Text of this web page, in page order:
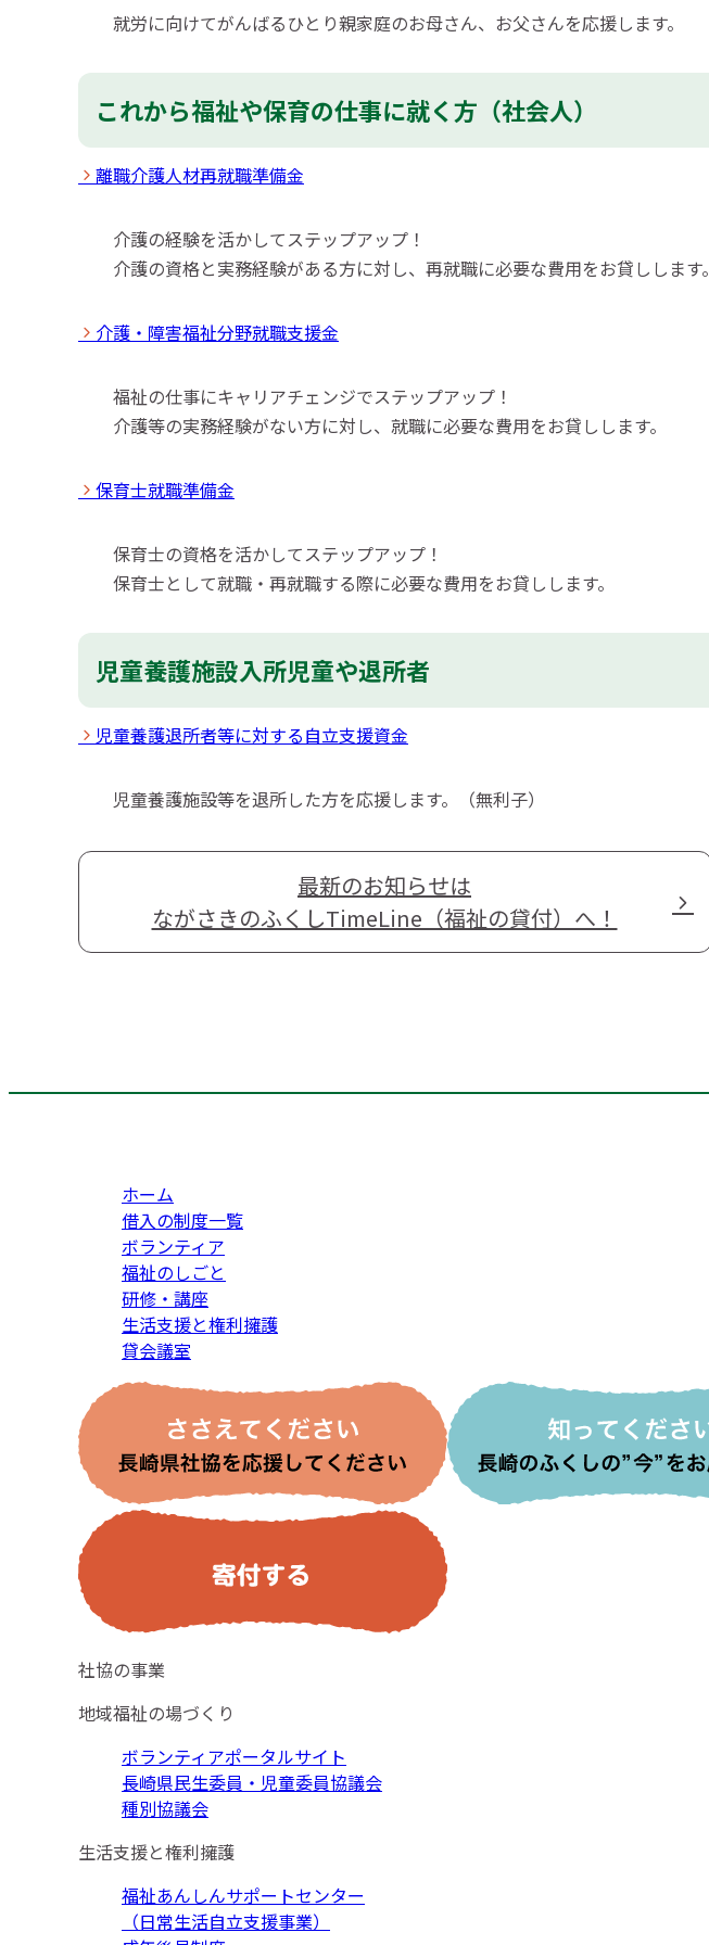
就労に向けてがんばるひとり親家庭のお母さん、お父さんを応援します。
これから福祉や保育の仕事に就く方（社会人）
離職介護人材再就職準備金
介護の経験を活かしてステップアップ！
介護の資格と実務経験がある方に対し、再就職に必要な費用をお貸しします。
介護・障害福祉分野就職支援金
福祉の仕事にキャリアチェンジでステップアップ！
介護等の実務経験がない方に対し、就職に必要な費用をお貸しします。
保育士就職準備金
保育士の資格を活かしてステップアップ！
保育士として就職・再就職する際に必要な費用をお貸しします。
児童養護施設入所児童や退所者
児童養護退所者等に対する自立支援資金
児童養護施設等を退所した方を応援します。（無利子）
最新のお知らせは
ながさきのふくしTimeLine（福祉の貸付）へ！
ホーム
借入の制度一覧
ボランティア
福祉のしごと
研修・講座
生活支援と権利擁護
貸会議室
社協の事業
地域福祉の場づくり
ボランティアポータルサイト
長崎県民生委員・児童委員協議会
種別協議会
生活支援と権利擁護
福祉あんしんサポートセンター
（日常生活自立支援事業）